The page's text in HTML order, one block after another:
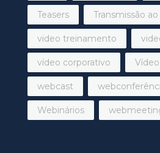
Teasers Transmissão
video treinamento
vídeo corporativo
webcast
Webinários